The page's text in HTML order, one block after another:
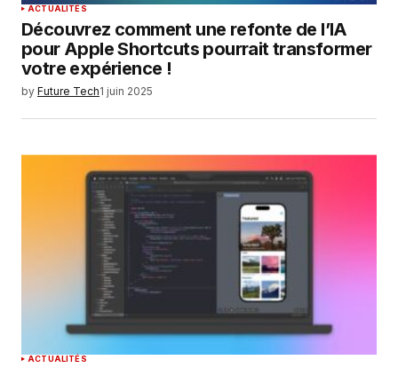
ACTUALITÉS
Découvrez comment une refonte de l’IA
pour Apple Shortcuts pourrait transformer
votre expérience !
by Future Tech1 juin 2025
ACTUALITÉS